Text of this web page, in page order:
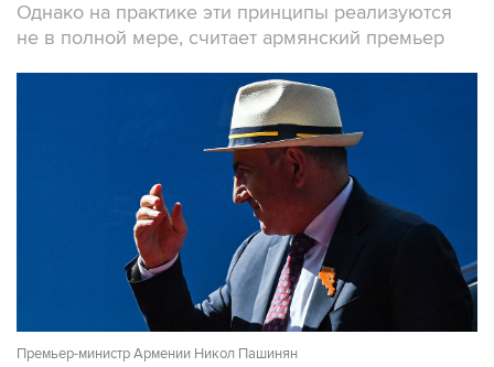
Однако на практике эти принципы реализуются
не в полной мере, считает армянский премьер
Премьер-министр Армении Никол Пашинян